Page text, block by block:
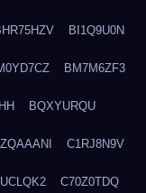
BI1Q9U0N
BM7M6ZF3
BQXYURQU
C1RJ8N9V
C70Z0TDQ